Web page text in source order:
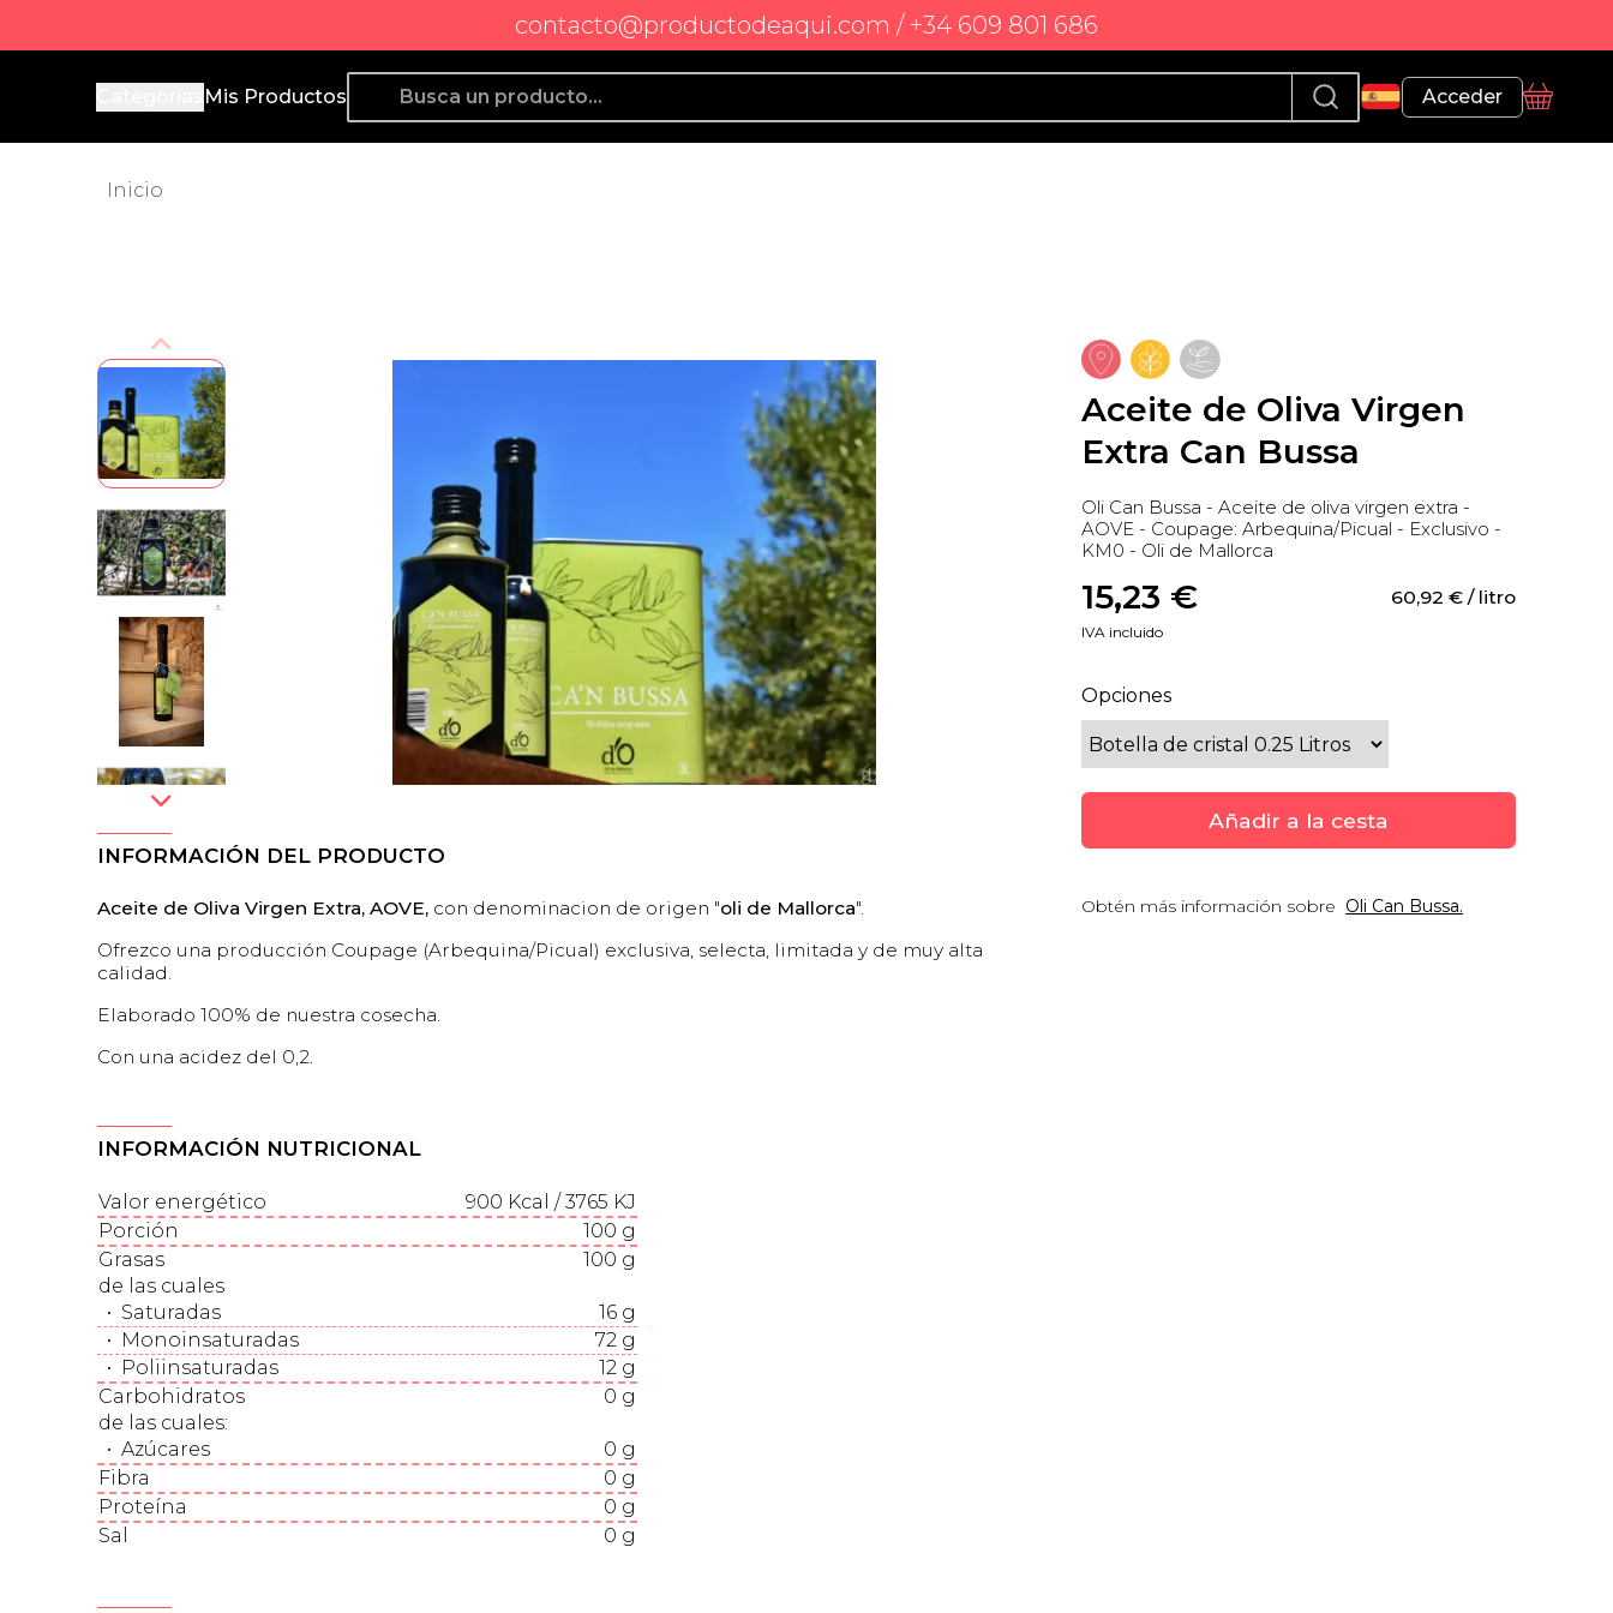
contacto@productodeaqui.com / +34 609 801 686
Producto de Aquí
Mis Productos Acceder
Perfil
Cesta
Inicio
Aceite de Oliva Virgen
Extra Can Bussa
Oli Can Bussa - Aceite de oliva virgen extra -
AOVE - Coupage: Arbequina/Picual - Exclusivo -
KM0 - Oli de Mallorca
15,23 € 60,92 € / litro
IVA incluido
Opciones
Añadir a la cesta
Obtén más información sobre Oli Can Bussa.
INFORMACIÓN DEL PRODUCTO
Aceite de Oliva Virgen Extra, AOVE, con denominacion de origen "oli de Mallorca".
Ofrezco una producción Coupage (Arbequina/Picual) exclusiva, selecta, limitada y de muy alta
calidad.
Elaborado 100% de nuestra cosecha.
Con una acidez del 0,2.
INFORMACIÓN NUTRICIONAL
Valor energético
900 Kcal / 3765 KJ
Porción
100 g
Grasas
100 g
de las cuales
• Saturadas 16g
• Monoinsaturadas 72g
• Poliinsaturadas 12g
Carbohidratos
0 g
de las cuales:
• Azúcares 0 g
Fibra
0 g
Proteína
0 g
Sal
0 g